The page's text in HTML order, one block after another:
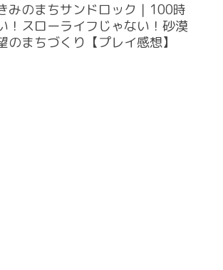
みのまちサンドロック｜100時
！スローライフじゃない！砂漠
のまちづくり【プレイ感想】